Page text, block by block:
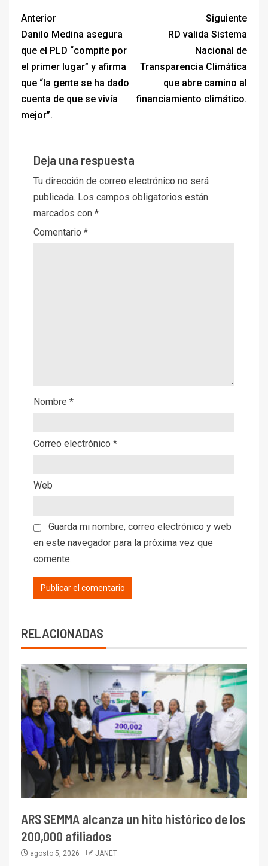
Anterior
Danilo Medina asegura
que el PLD “compite por
el primer lugar” y afirma
que “la gente se ha dado
cuenta de que se vivía
mejor”.
Siguiente
RD valida Sistema
Nacional de
Transparencia Climática
que abre camino al
financiamiento climático.
Deja una respuesta
Tu dirección de correo electrónico no será
publicada. Los campos obligatorios están
marcados con *
Comentario *
Nombre *
Correo electrónico *
Web
Guarda mi nombre, correo electrónico y web
en este navegador para la próxima vez que
comente.
RELACIONADAS
ARS SEMMA alcanza un hito histórico de los
200,000 afiliados
agosto 5, 2026 JANET